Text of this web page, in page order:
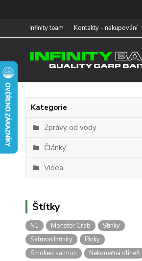
Infinity team Kontakty - nakupování
Kategorie
Zprávy od vody
Články
Videa
Štítky
N1 Monster Crab
Stinky
Salmon Infinity
Pinky
Smoked salmon
Nekonečná oliheň